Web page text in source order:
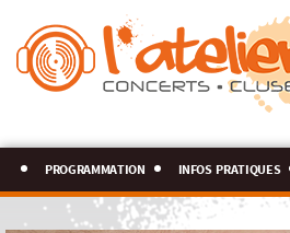
programmation infos pratiques